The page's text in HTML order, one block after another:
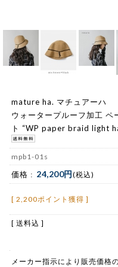
mature ha. マチュアーハ
ウォータープルーフ加工 ペ
ト “WP paper braid light
mpb1-01s
価格 : 24,200円(税込)
[ 2,200ポイント獲得 ]
[ 送料込 ]
メーカー指示により販売価格